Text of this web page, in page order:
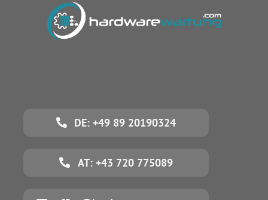
DE: +49 89 20190324
AT: +43 720 775089